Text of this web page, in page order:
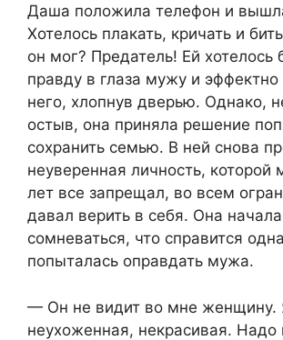
Даша положила телефон и
Хотелось плакать, кричать и
он мог? Предатель! Ей хотелось
правду в глаза мужу и эффектно
него, хлопнув дверью. Однако,
остыв, она приняла решение
сохранить семью. В ней снова
неуверенная личность, которой
лет все запрещал, во всем
давал верить в себя. Она начала
сомневаться, что справится
попыталась оправдать мужа.
— Он не видит во мне женщину.
неухоженная, некрасивая. Надо